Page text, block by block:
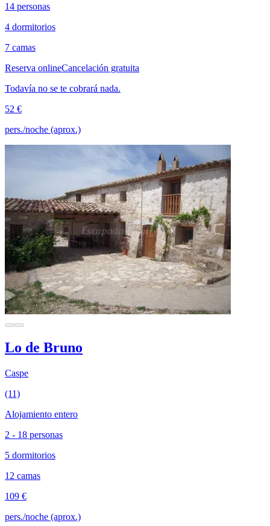
14 personas
4 dormitorios
7 camas
Reserva onlineCancelación gratuita
Todavía no se te cobrará nada.
52 €
pers./noche (aprox.)
Lo de Bruno
Caspe
(11)
Alojamiento entero
2 - 18 personas
5 dormitorios
12 camas
109 €
pers./noche (aprox.)